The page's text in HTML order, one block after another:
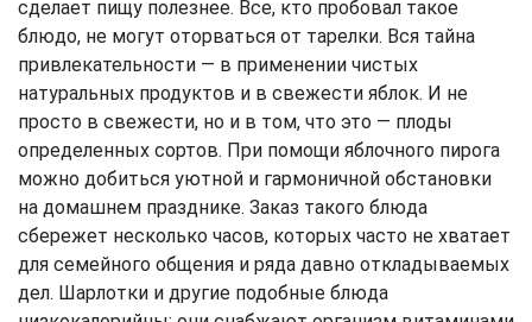
сделает пищу полезнее. Все, кто пробовал такое
блюдо, не могут оторваться от тарелки. Вся тайна
привлекательности — в применении чистых
натуральных продуктов и в свежести яблок. И не
просто в свежести, но и в том, что это — плоды
определенных сортов. При помощи яблочного пирога
можно добиться уютной и гармоничной обстановки
на домашнем празднике. Заказ такого блюда
сбережет несколько часов, которых часто не хватает
для семейного общения и ряда давно откладываемых
дел. Шарлотки и другие подобные блюда